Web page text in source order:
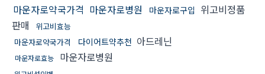
마운자로약국가격 마운자로병원 마운자로구입 위고비정품
판매
위고비효능
마운자로약국가격
다이어트약추천 아드레닌
마운자로효능 마운자로병원